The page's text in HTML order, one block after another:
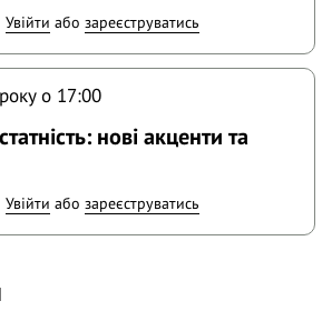
Увійти абозареєструватись
o 17:00
нові акценти та
Увійти абозареєструватись